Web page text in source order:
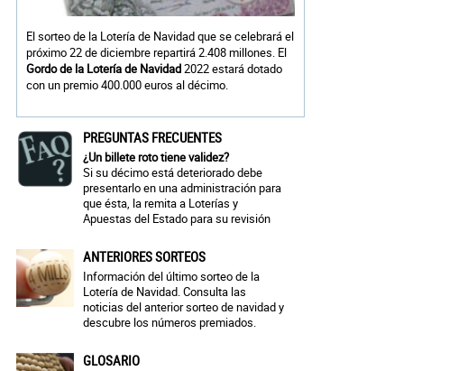
El sorteo de la Lotería de Navidad que se celebrará el
próximo 22 de diciembre repartirá 2.408 millones. El
Gordo de la Lotería de Navidad2022 estará dotado
con un premio 400.000 euros al décimo.
PREGUNTAS FRECUENTES
¿Un billete roto tiene validez?
Si su décimo está deteriorado debe
presentarlo en una administración para
que ésta, la remita a Loterías y
Apuestas del Estado para su revisión
ANTERIORES SORTEOS
Información del último sorteo de la
Lotería de Navidad. Consulta las
noticias del anterior sorteo de navidad y
descubre los números premiados.
GLOSARIO